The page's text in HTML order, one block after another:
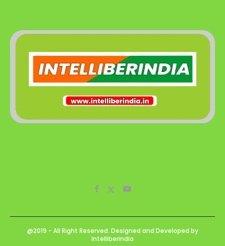
@2019 - All Right Reserved. Designed and Developed by
Intelliberindia